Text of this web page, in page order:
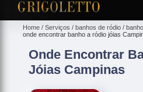
Home Serviços banhos de ródio
onde encontrar banho a ródio jóias
Onde Encontrar
Jóias Campinas